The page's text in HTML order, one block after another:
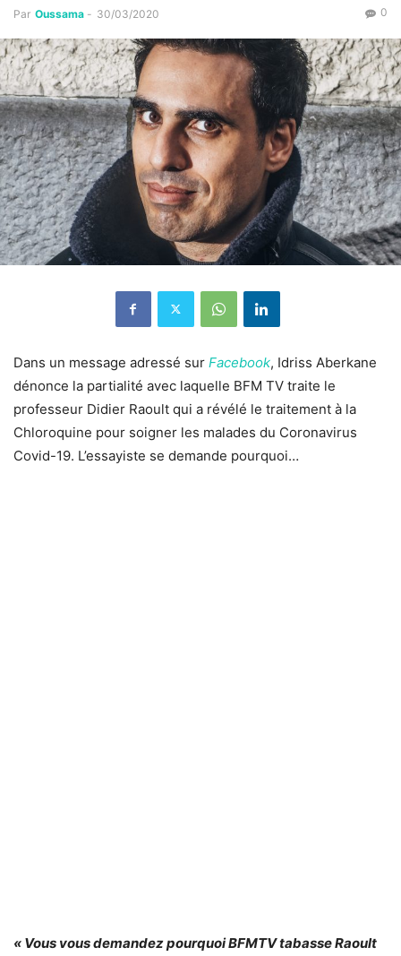
Par Oussama - 30/03/2020 0
Dans un message adressé sur Facebook, Idriss Aberkane
dénonce la partialité avec laquelle BFM TV traite le
professeur Didier Raoult qui a révélé le traitement à la
Chloroquine pour soigner les malades du Coronavirus
Covid-19. L’essayiste se demande pourquoi…
« Vous vous demandez pourquoi BFMTV tabasse Raoult